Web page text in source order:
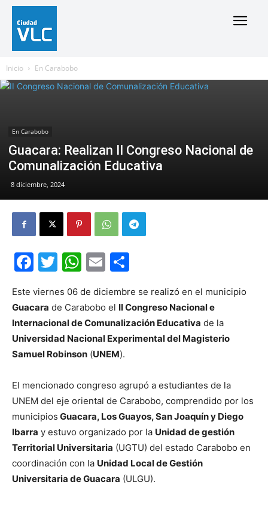
Inicio En Carabobo
En Carabobo
Guacara: Realizan II Congreso Nacional de
Comunalización Educativa
8 diciembre, 2024
Facebook
Twitter
WhatsApp
Email
Este viernes 06 de diciembre se realizó en el municipio
Guacara de Carabobo el II Congreso Nacional e
Internacional de Comunalización Educativa de la
Universidad Nacional Experimental del Magisterio
Samuel Robinson (UNEM).
El mencionado congreso agrupó a estudiantes de la
UNEM del eje oriental de Carabobo, comprendido por los
municipios Guacara, Los Guayos, San Joaquín y Diego
Ibarra y estuvo organizado por la Unidad de gestión
Territorial Universitaria (UGTU) del estado Carabobo en
coordinación con la Unidad Local de Gestión
Universitaria de Guacara (ULGU).